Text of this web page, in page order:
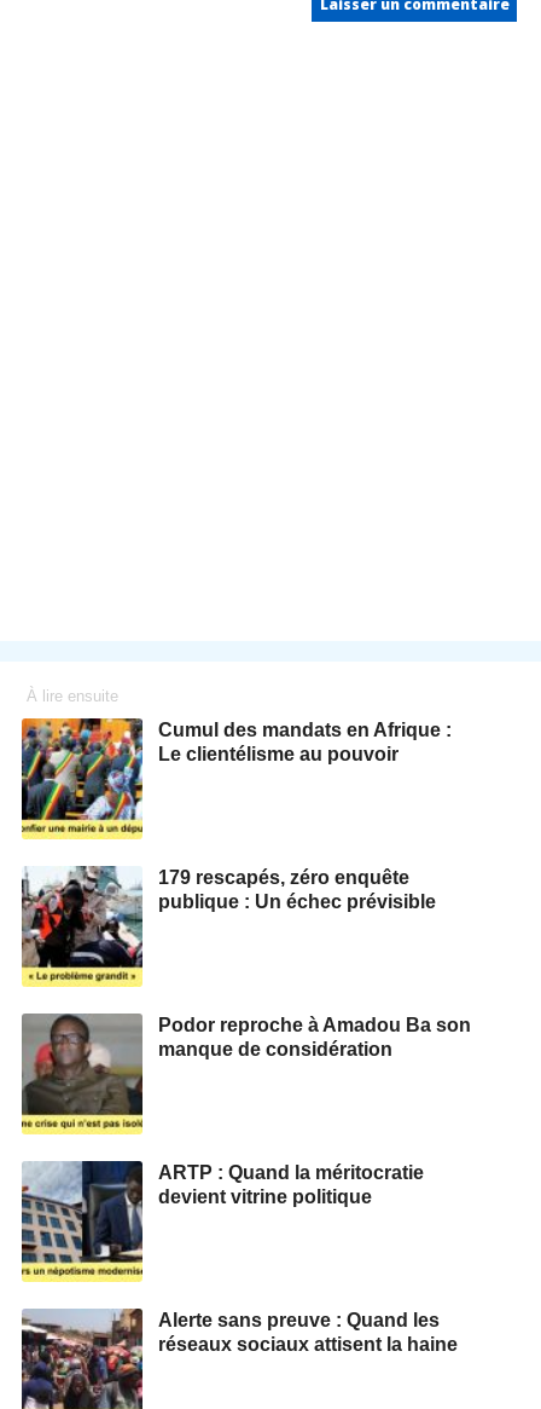
À lire ensuite
Cumul des mandats en Afrique :
Le clientélisme au pouvoir
179 rescapés, zéro enquête
publique : Un échec prévisible
Podor reproche à Amadou Ba son
manque de considération
ARTP : Quand la méritocratie
devient vitrine politique
Alerte sans preuve : Quand les
réseaux sociaux attisent la haine